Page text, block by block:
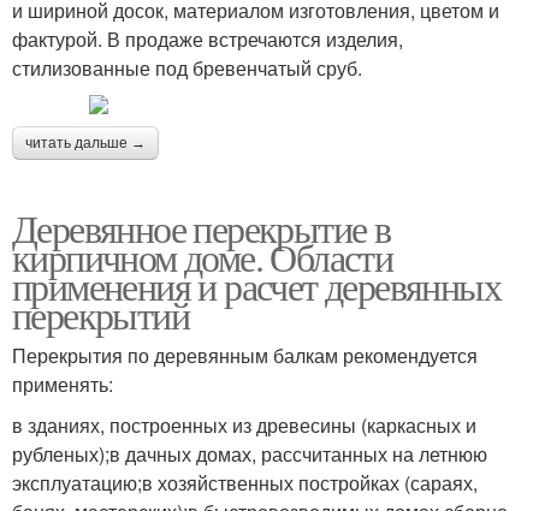
и шириной досок, материалом изготовления, цветом и
фактурой. В продаже встречаются изделия,
стилизованные под бревенчатый сруб.
читать дальше →
Деревянное перекрытие в
кирпичном доме. Области
применения и расчет деревянных
перекрытий
Перекрытия по деревянным балкам рекомендуется
применять:
в зданиях, построенных из древесины (каркасных и
рубленых);в дачных домах, рассчитанных на летнюю
эксплуатацию;в хозяйственных постройках (сараях,